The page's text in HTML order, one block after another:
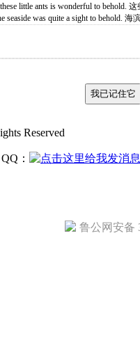
little ants is wonderful to
seaside was quite a sight to behold.
Reserved
QQ：
鲁公网安备